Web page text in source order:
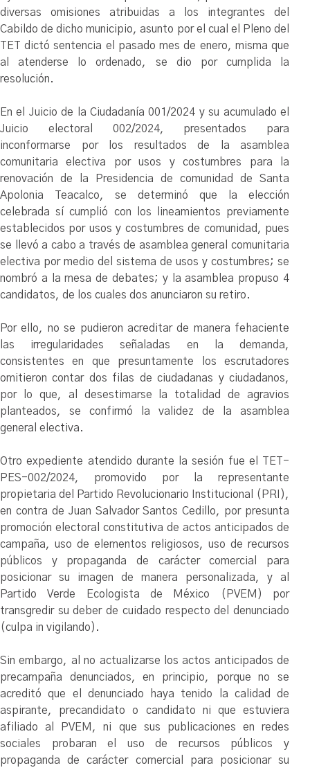
diversas omisiones atribuidas a los integrantes del
Cabildo de dicho municipio, asunto por el cual el Pleno del
TET dictó sentencia el pasado mes de enero, misma que
al atenderse lo ordenado, se dio por cumplida la
resolución.
En el Juicio de la Ciudadanía 001/2024 y su acumulado el
Juicio electoral 002/2024, presentados para
inconformarse por los resultados de la asamblea
comunitaria electiva por usos y costumbres para la
renovación de la Presidencia de comunidad de Santa
Apolonia Teacalco, se determinó que la elección
celebrada sí cumplió con los lineamientos previamente
establecidos por usos y costumbres de comunidad, pues
se llevó a cabo a través de asamblea general comunitaria
electiva por medio del sistema de usos y costumbres; se
nombró a la mesa de debates; y la asamblea propuso 4
candidatos, de los cuales dos anunciaron su retiro.
Por ello, no se pudieron acreditar de manera fehaciente
las irregularidades señaladas en la demanda,
consistentes en que presuntamente los escrutadores
omitieron contar dos filas de ciudadanas y ciudadanos,
por lo que, al desestimarse la totalidad de agravios
planteados, se confirmó la validez de la asamblea
general electiva.
Otro expediente atendido durante la sesión fue el TET-
PES-002/2024, promovido por la representante
propietaria del Partido Revolucionario Institucional (PRI),
en contra de Juan Salvador Santos Cedillo, por presunta
promoción electoral constitutiva de actos anticipados de
campaña, uso de elementos religiosos, uso de recursos
públicos y propaganda de carácter comercial para
posicionar su imagen de manera personalizada, y al
Partido Verde Ecologista de México (PVEM) por
transgredir su deber de cuidado respecto del denunciado
(culpa in vigilando).
Sin embargo, al no actualizarse los actos anticipados de
precampaña denunciados, en principio, porque no se
acreditó que el denunciado haya tenido la calidad de
aspirante, precandidato o candidato ni que estuviera
afiliado al PVEM, ni que sus publicaciones en redes
sociales probaran el uso de recursos públicos y
propaganda de carácter comercial para posicionar su